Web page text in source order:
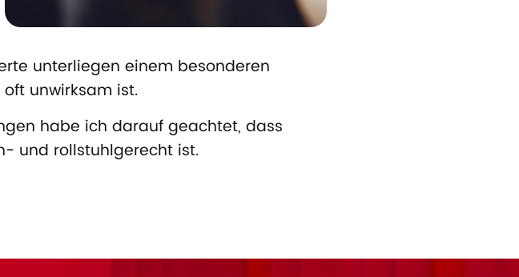
unterliegen einem besonderen
unwirksam ist.
habe ich darauf geachtet, dass
und rollstuhlgerecht ist.